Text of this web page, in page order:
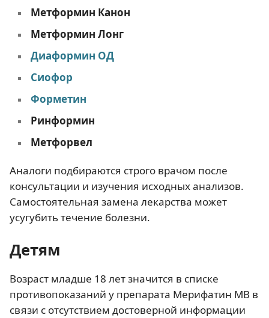
Метформин Канон
Метформин Лонг
Диаформин ОД
Сиофор
Форметин
Ринформин
Метфорвел
Аналоги подбираются строго врачом после
консультации и изучения исходных анализов.
Самостоятельная замена лекарства может
усугубить течение болезни.
Детям
Возраст младше 18 лет значится в списке
противопоказаний у препарата Мерифатин МВ в
связи с отсутствием достоверной информации